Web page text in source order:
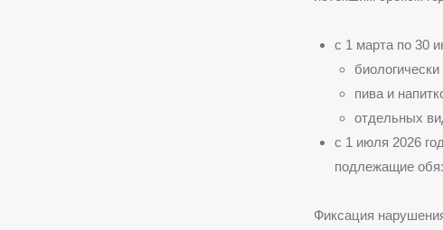
с 1 марта по 30
пива и
отдельных
с 1 июля 2026
подлежащие
Фиксация